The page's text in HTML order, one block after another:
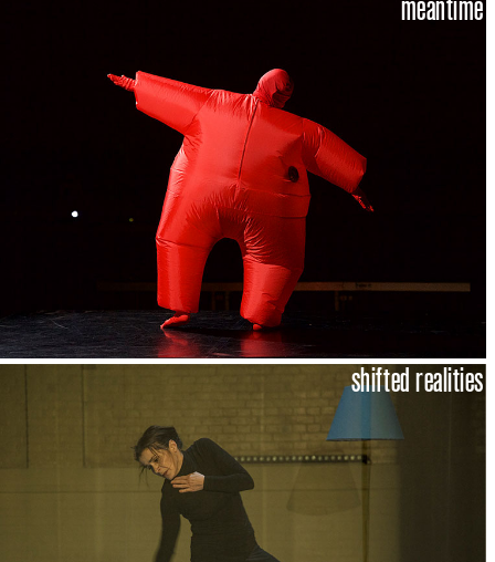
meantime
shifted realities